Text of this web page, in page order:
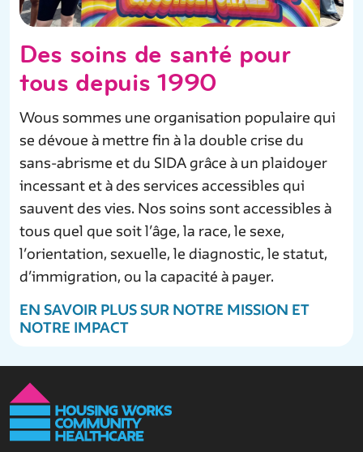
Des soins de santé pour
tous depuis 1990
Wous sommes une organisation populaire qui
se dévoue à mettre fin à la double crise du
sans-abrisme et du SIDA grâce à un plaidoyer
incessant et à des services accessibles qui
sauvent des vies. Nos soins sont accessibles à
tous quel que soit l’âge, la race, le sexe,
l’orientation, sexuelle, le diagnostic, le statut,
d’immigration, ou la capacité à payer.
EN SAVOIR PLUS SUR NOTRE MISSION ET
NOTRE IMPACT